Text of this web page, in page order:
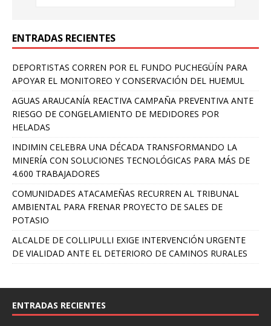
ENTRADAS RECIENTES
DEPORTISTAS CORREN POR EL FUNDO PUCHEGÜÍN PARA
APOYAR EL MONITOREO Y CONSERVACIÓN DEL HUEMUL
AGUAS ARAUCANÍA REACTIVA CAMPAÑA PREVENTIVA ANTE
RIESGO DE CONGELAMIENTO DE MEDIDORES POR
HELADAS
INDIMIN CELEBRA UNA DÉCADA TRANSFORMANDO LA
MINERÍA CON SOLUCIONES TECNOLÓGICAS PARA MÁS DE
4.600 TRABAJADORES
COMUNIDADES ATACAMEÑAS RECURREN AL TRIBUNAL
AMBIENTAL PARA FRENAR PROYECTO DE SALES DE
POTASIO
ALCALDE DE COLLIPULLI EXIGE INTERVENCIÓN URGENTE
DE VIALIDAD ANTE EL DETERIORO DE CAMINOS RURALES
ENTRADAS RECIENTES